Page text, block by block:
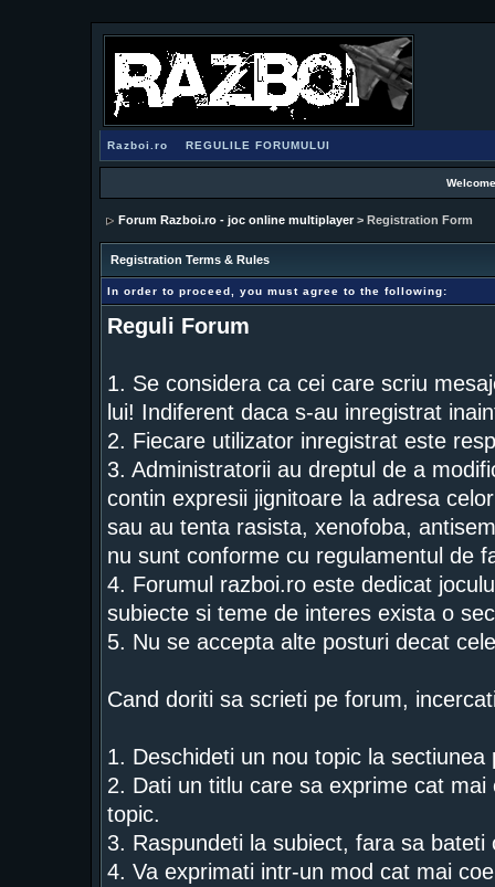
Razboi.ro REGULILE FORUMULUI
Forum Razboi.ro - joc online multiplayer> Registration Form
Registration Terms & Rules
In order to proceed, you must agree to the following:
Reguli Forum
1. Se considera ca cei care scriu
lui! Indiferent daca s-au inregistrat
2. Fiecare utilizator inregistrat este
3. Administratorii au dreptul de a
contin expresii jignitoare la adresa
sau au tenta rasista, xenofoba,
nu sunt conforme cu regulamentul de
4. Forumul razboi.ro este dedicat
subiecte si teme de interes exista o
5. Nu se accepta alte posturi decat
Cand doriti sa scrieti pe forum,
1. Deschideti un nou topic la sectiunea
2. Dati un titlu care sa exprime cat
topic.
3. Raspundeti la subiect, fara sa bateti
4. Va exprimati intr-un mod cat mai